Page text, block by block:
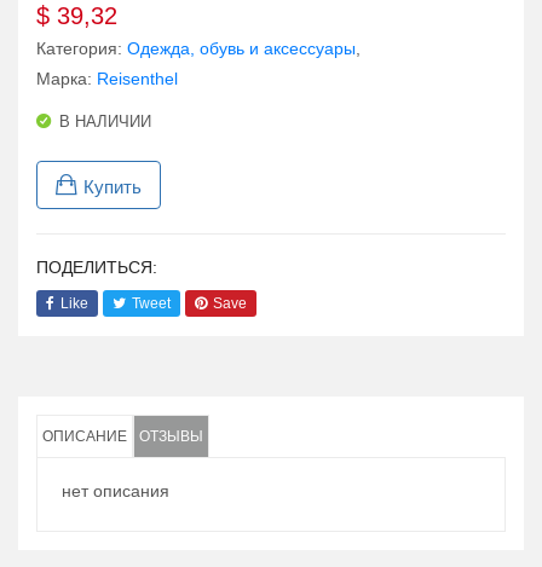
$ 39,32
Категория: Одежда, обувь и аксессуары
Марка: Reisenthel
В НАЛИЧИИ
Купить
ПОДЕЛИТЬСЯ:
Like Tweet Save
ОПИСАНИЕ ОТЗЫВЫ
нет описания